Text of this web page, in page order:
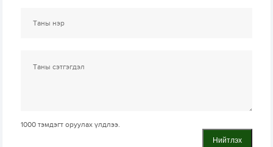
1000 тэмдэгт оруулах үлдлээ.
Нийтлэх